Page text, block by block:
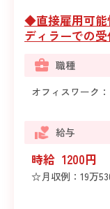
◆直接雇用可
ディラーでの
職種
オフィスワーク
給与
時給 1200円
☆月収例：19万